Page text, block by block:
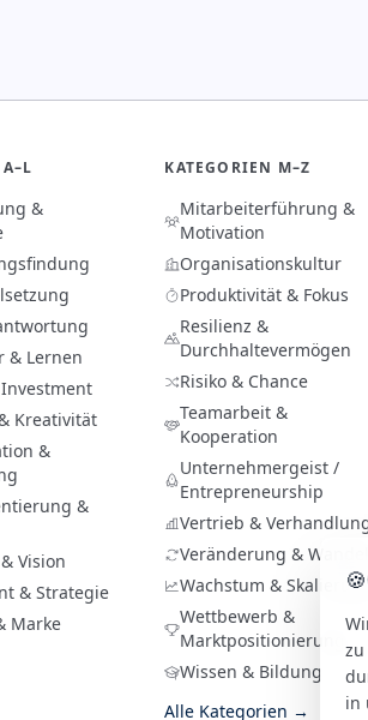
&
& Lernen
Kreativität
&
&
Vision
& Strategie
Marke
KATEGORIEN M–Z
Mitarbeiterführung &
Motivation
Organisationskultur
Produktivität & Fokus
Resilienz &
Durchhaltevermögen
Risiko & Chance
Teamarbeit &
Kooperation
Unternehmergeist /
Entrepreneurship
Vertrieb &
Veränderung & Wandel
Wachstum &
Wettbewerb &
Marktpositionierung
Wissen & Bildung
Alle Kategorien →
🍪
in